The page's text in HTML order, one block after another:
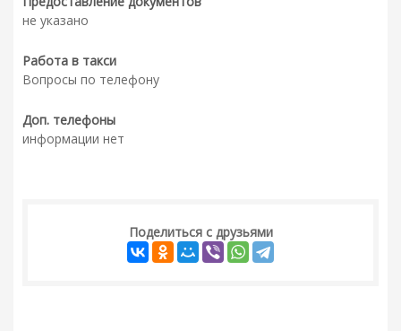
не указано
Работа в такси
Вопросы по телефону
Доп. телефоны
информации нет
Поделиться с друзьями